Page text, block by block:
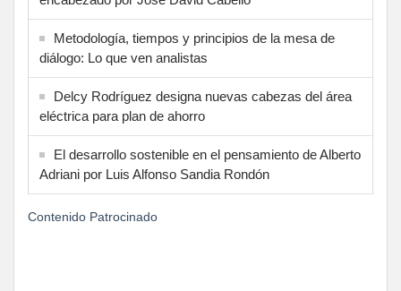
Metodología, tiempos y principios de la mesa de
diálogo: Lo que ven analistas
Delcy Rodríguez designa nuevas cabezas del área
eléctrica para plan de ahorro
El desarrollo sostenible en el pensamiento de Alberto
Adriani por Luis Alfonso Sandia Rondón
Contenido Patrocinado